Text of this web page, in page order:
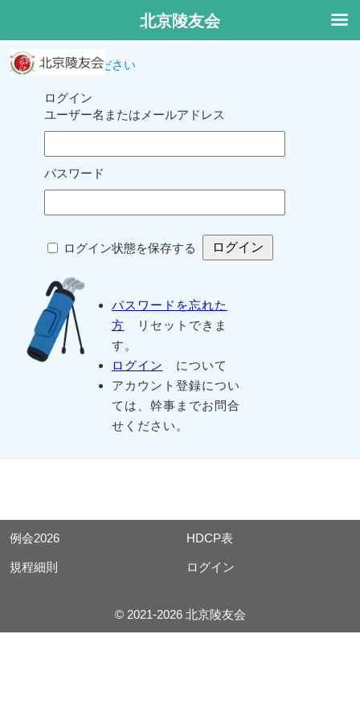
ログインしてください
ログイン
ユーザー名またはメールアドレス
パスワード
ログイン状態を保存する
パスワードを忘れた
方 リセットできま
す。
ログイン
について
アカウント登録につい
ては、幹事までお問合
せください。
例会2026 HDCP表
規程細則 ログイン
© 2021-2026 北京陵友会
北京陵友会